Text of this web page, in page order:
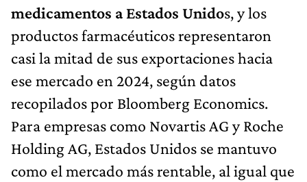
medicamentos a Estados Unidos, y los
productos farmacéuticos representaron
casi la mitad de sus exportaciones hacia
ese mercado en 2024, según datos
recopilados por Bloomberg Economics.
Para empresas como Novartis AG y Roche
Holding AG, Estados Unidos se mantuvo
como el mercado más rentable, al igual que